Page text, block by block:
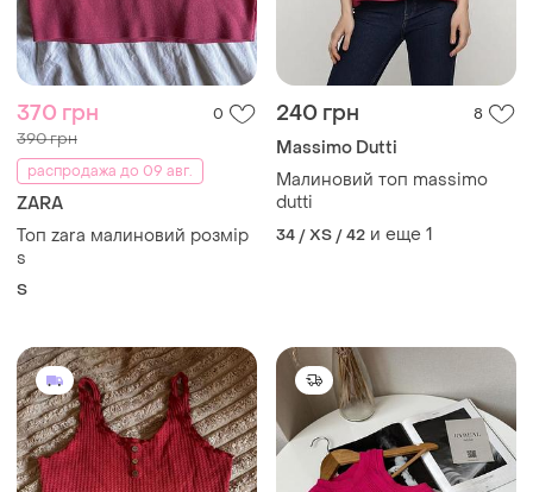
370 грн 0
390 грн
распродажа до 09 авг.
ZARA
Топ zara малиновий розмір
s
S
240 грн 8
Massimo Dutti
Малиновий топ massimo
dutti
34 / XS / 42 и еще 1